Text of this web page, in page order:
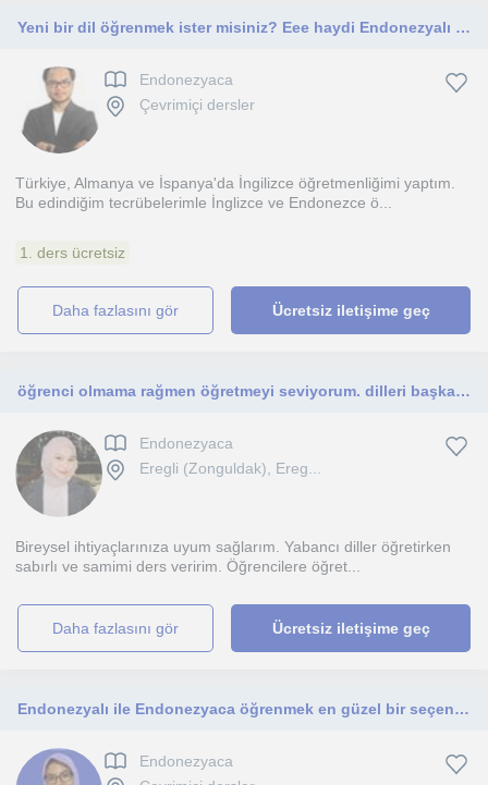
Yeni bir dil öğrenmek ister misiniz? Eee haydi Endonezyalı biri size burada yardımcı olur
Endonezyaca
Çevrimiçi dersler
Türkiye, Almanya ve İspanya'da İngilizce öğretmenliğimi yaptım.
Bu edindiğim tecrübelerimle İnglizce ve Endonezce ö...
1. ders ücretsiz
daha fazlasını gör Ücretsiz iletişime geç
öğrenci olmama rağmen öğretmeyi seviyorum. dilleri başkalarına öğretmek istiyorum. özellikle ilk okullara ders vermek istiyorum
Endonezyaca
Eregli (Zonguldak), Ereg...
Bireysel ihtiyaçlarınıza uyum sağlarım. Yabancı diller öğretirken
sabırlı ve samimi ders veririm. Öğrencilere öğret...
daha fazlasını gör Ücretsiz iletişime geç
Endonezyalı ile Endonezyaca öğrenmek en güzel bir seçenek Benimle birlikte öğrenelim 🫶🏻
Endonezyaca